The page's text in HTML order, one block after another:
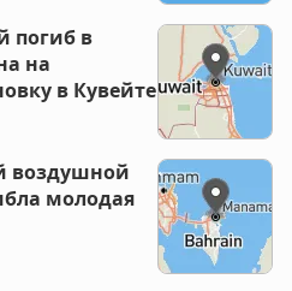
погиб в
на
в Кувейте
воздушной
молодая